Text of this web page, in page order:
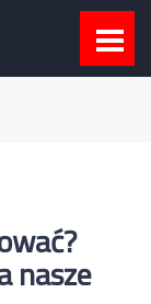
nasze